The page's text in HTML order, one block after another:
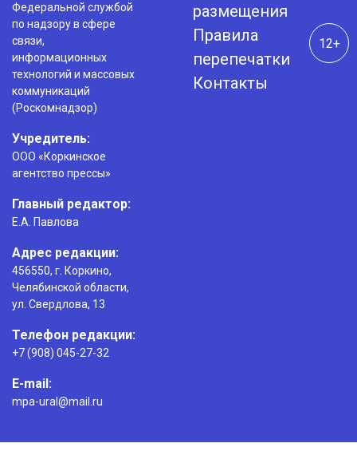
Федеральной службой
по надзору в сфере
связи,
информационных
технологий и массовых
коммуникаций
(Роскомнадзор)
Учредитель:
ООО «Коркинское
агентство прессы»
Главный редактор:
Е.А. Павлова
Адрес редакции:
456550, г. Коркино,
Челябинской области,
ул. Свердлова, 13
Телефон редакции:
+7 (908) 045-27-32
E-mail:
mpa-ural@mail.ru
размещения
Правила
перепечатки
Контакты
12+